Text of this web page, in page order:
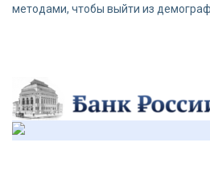
методами, чтобы выйти из